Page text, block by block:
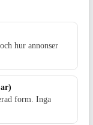
sedan 2002 ger
Värnamo.nu. Från
Gnosjö,
hur annonser
form. Inga